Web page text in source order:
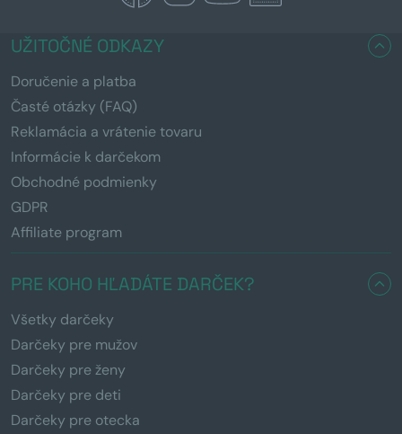
UŽITOČNÉ ODKAZY
Doručenie a platba
Časté otázky (FAQ)
Reklamácia a vrátenie tovaru
Informácie k darčekom
Obchodné podmienky
GDPR
Affiliate program
PRE KOHO HĽADÁTE DARČEK?
Všetky darčeky
Darčeky pre mužov
Darčeky pre ženy
Darčeky pre deti
Darčeky pre otecka